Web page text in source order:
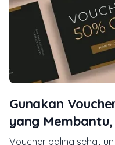
Gunakan
yang
Voucher paling sehat